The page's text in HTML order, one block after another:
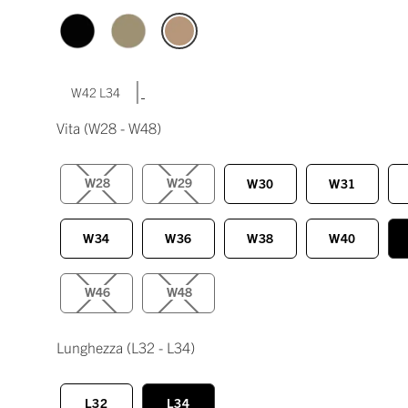
W42 L34 |
Vita (W28 - W48)
W28 W29 W30 W31
W34 W36 W38 W40
W46 W48
Lunghezza (L32 - L34)
L32 L34